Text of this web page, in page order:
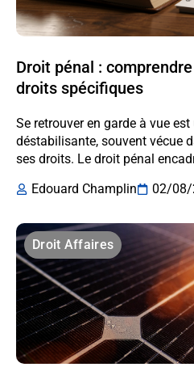
Droit pénal :
droits spécifiques
Se retrouver en garde à vue
déstabilisante, souvent vécue
ses droits. Le droit pénal
Edouard Champlin
02/08/
Droit Affaires